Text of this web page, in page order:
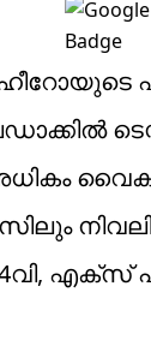
4വി, എക്‌സ്